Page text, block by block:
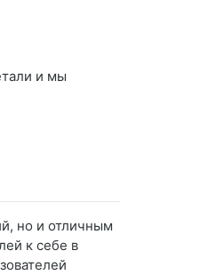
и мы
но и отличным
к себе в